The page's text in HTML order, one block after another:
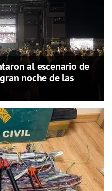
al escenario de
noche de las